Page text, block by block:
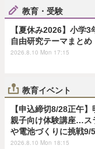
教育・受験
【夏休み2026】小学3
自由研究テーマまとめ
2026.8.10 Mon 17:15
教育イベント
【申込締切8/28正午】
親子向け体験講座…ス
や電池づくりに挑戦9/5
2026.8.10 Mon 18:15